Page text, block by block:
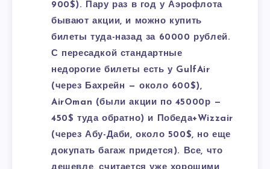
900$). Пару раз в год у Аэрофлота
бывают акции, и можно купить
билеты туда-назад за 60000 рублей.
С пересадкой стандартные
недорогие билеты есть у GulfAir
(через Бахрейн — около 600$),
AirOman (были акции по 45000р —
450$ туда обратно) и Победа+Wizzair
(через Абу-Даби, около 500$, но еще
докупать багаж придется). Все, что